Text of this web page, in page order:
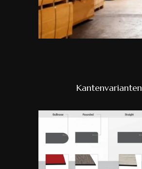
Kantenvarianten